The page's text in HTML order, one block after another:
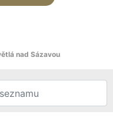
nad Sázavou